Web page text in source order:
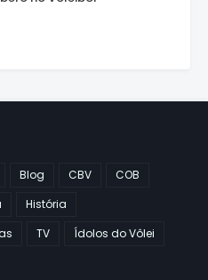
Blog CBV
COB
História
TV Ídolos do Vôlei